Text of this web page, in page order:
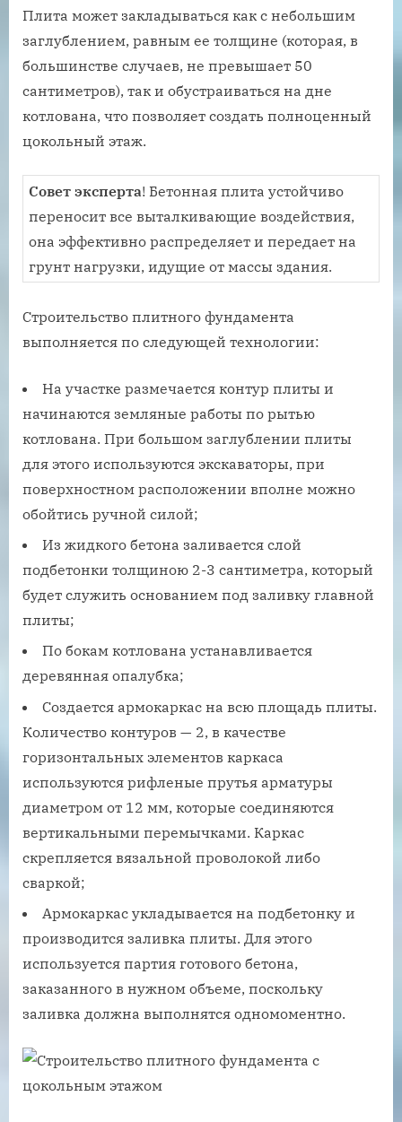
Плита может закладываться как с небольшим
заглублением, равным ее толщине (которая, в
большинстве случаев, не превышает 50
сантиметров), так и обустраиваться на дне
котлована, что позволяет создать полноценный
цокольный этаж.
Совет эксперта! Бетонная плита устойчиво
переносит все выталкивающие воздействия,
она эффективно распределяет и передает на
грунт нагрузки, идущие от массы здания.
Строительство плитного фундамента
выполняется по следующей технологии:
На участке размечается контур плиты и
начинаются земляные работы по рытью
котлована. При большом заглублении плиты
для этого используются экскаваторы, при
поверхностном расположении вполне можно
обойтись ручной силой;
Из жидкого бетона заливается слой
подбетонки толщиною 2-3 сантиметра, который
будет служить основанием под заливку главной
плиты;
По бокам котлована устанавливается
деревянная опалубка;
Создается армокаркас на всю площадь плиты.
Количество контуров — 2, в качестве
горизонтальных элементов каркаса
используются рифленые прутья арматуры
диаметром от 12 мм, которые соединяются
вертикальными перемычками. Каркас
скрепляется вязальной проволокой либо
сваркой;
Армокаркас укладывается на подбетонку и
производится заливка плиты. Для этого
используется партия готового бетона,
заказанного в нужном объеме, поскольку
заливка должна выполнятся одномоментно.